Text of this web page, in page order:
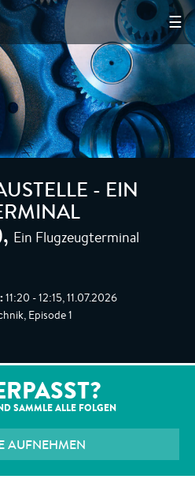
☰
- EIN
, Ein Flugzeugterminal
11:20 - 12:15, 11.07.2026
Episode 1
SAMMLE ALLE FOLGEN
AUFNEHMEN